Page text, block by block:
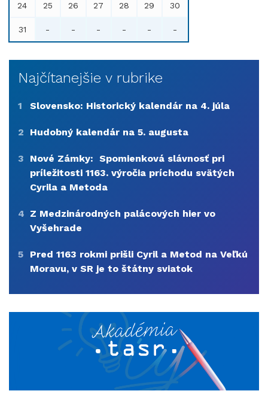
24 25 26 27 28 29 30
31 - - - - - -
Najčítanejšie v rubrike
1 Slovensko: Historický kalendár na 4. júla
2 Hudobný kalendár na 5. augusta
3
Nové Zámky: Spomienková slávnosť pri
príležitosti 1163. výročia príchodu svätých
Cyrila a Metoda
4 Z Medzinárodných palácových hier vo
Vyšehrade
5
Pred 1163 rokmi prišli Cyril a Metod na Veľkú
Moravu, v SR je to štátny sviatok